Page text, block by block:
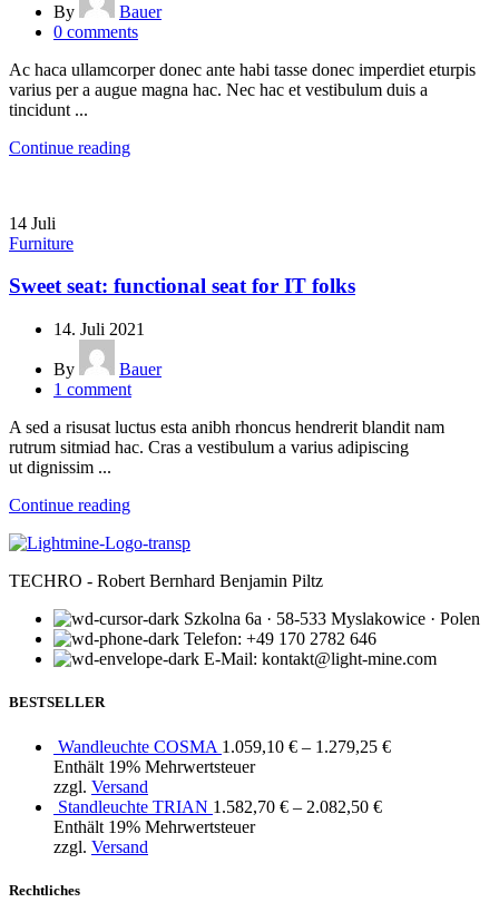
By
Bauer
0 comments
Ac haca ullamcorper donec ante habi tasse donec imperdiet eturpis
varius per a augue magna hac. Nec hac et vestibulum duis a
tincidunt ...
Continue reading
14 Juli
Furniture
Sweet seat: functional seat for IT folks
14. Juli 2021
By
Bauer
1 comment
A sed a risusat luctus esta anibh rhoncus hendrerit blandit nam
rutrum sitmiad hac. Cras a vestibulum a varius adipiscing
ut dignissim ...
Continue reading
TECHRO - Robert Bernhard Benjamin Piltz
Szkolna 6a · 58-533 Myslakowice · Polen
Telefon: +49 170 2782 646
E-Mail: kontakt@light-mine.com
BESTSELLER
Wandleuchte COSMA 1.059,10 € – 1.279,25 €
Enthält 19% Mehrwertsteuer
zzgl. Versand
Standleuchte TRIAN 1.582,70 € – 2.082,50 €
Enthält 19% Mehrwertsteuer
zzgl. Versand
Rechtliches